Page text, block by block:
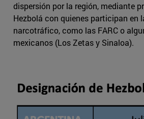
dispersión por la región, mediante
Hezbolá con quienes participan en
narcotráfico, como las FARC o
mexicanos (Los Zetas y Sinaloa).